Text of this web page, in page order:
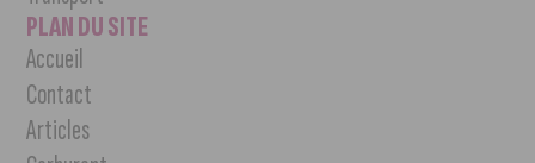
PLAN DU SITE
Accueil
Contact
Articles